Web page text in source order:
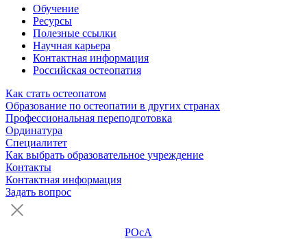
Обучение
Ресурсы
Полезные ссылки
Научная карьера
Контактная информация
Российская остеопатия
Как стать остеопатом
Образование по остеопатии в других странах
Профессиональная переподготовка
Ординатура
Специалитет
Как выбрать образовательное учреждение
Контакты
Контактная информация
Задать вопрос
РОсА